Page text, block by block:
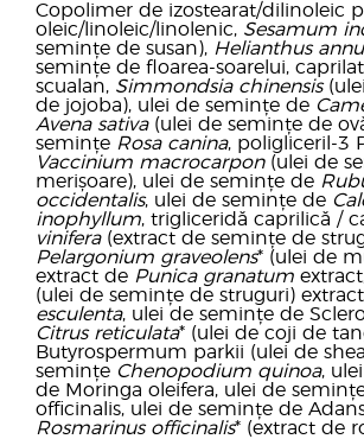
Copolimer de izostearat/dilinoleic
oleic/linoleic/linolenic, Sesamum
semințe de susan), Helianthus
semințe de floarea-soarelui,
scualan, Simmondsia chinensis
de jojoba), ulei de semințe de
Avena sativa(ulei de semințe de
semințe Rosa canina, poligliceril-3
Vaccinium macrocarpon(ulei de
merișoare), ulei de semințe de
occidentalis, ulei de semințe de
inophyllum, trigliceridă caprilică /
vinifera(extract de semințe de
Pelargonium graveolens* (ulei de
extract de Punica granatum
(ulei de semințe de struguri)
esculenta, ulei de semințe de
Citrus reticulata* (ulei de coji de
Butyrospermum parkii (ulei de
semințe Chenopodium quinoa,
de Moringa oleifera, ulei de
officinalis, ulei de semințe de
Rosmarinus officinalis* (extract de